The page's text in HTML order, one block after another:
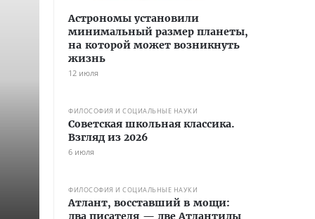
Астрономы установили
минимальный размер планеты,
на которой может возникнуть
жизнь
12 июля
ФИЛОСОФИЯ И СОЦИАЛЬНЫЕ НАУКИ
Советская школьная классика.
Взгляд из 2026
6 июля
ФИЛОСОФИЯ И СОЦИАЛЬНЫЕ НАУКИ
Атлант, восставший в мощи: